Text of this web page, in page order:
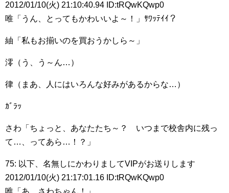
2012/01/10(火) 21:10:40.94 ID:tRQwKQwp0
唯「うん、とってもかわいいよ～！」ｻﾜｯﾃｲｲ？
紬「私もお揃いのを買おうかしら～」
澪（う、う～ん…）
律（まあ、人にはいろんな好みがあるからな…）
ｶﾞﾗｯ
さわ「ちょっと、あなたたち～？ いつまで校舎内に残っ
て…、ってあら…！？」
75: 以下、名無しにかわりましてVIPがお送りします
2012/01/10(火) 21:17:01.16 ID:tRQwKQwp0
唯「あ、さわちゃん！」